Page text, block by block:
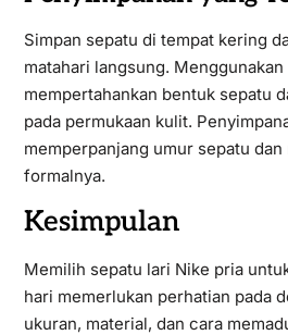
Simpan sepatu di tempat kering
matahari langsung.
mempertahankan bentuk sepatu
pada permukaan kulit.
memperpanjang umur sepatu dan
formalnya.
Kesimpulan
Memilih sepatu lari Nike pria
hari memerlukan perhatian pada
ukuran, material, dan cara